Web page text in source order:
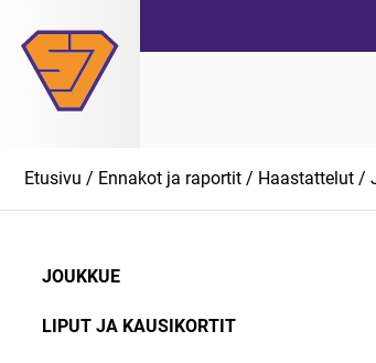
suoraan
sisältöön
Etusivu / Ennakot ja raportit / Haastattelut /
JOUKKUE
LIPUT JA KAUSIKORTIT